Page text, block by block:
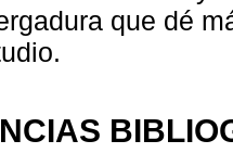
que dé